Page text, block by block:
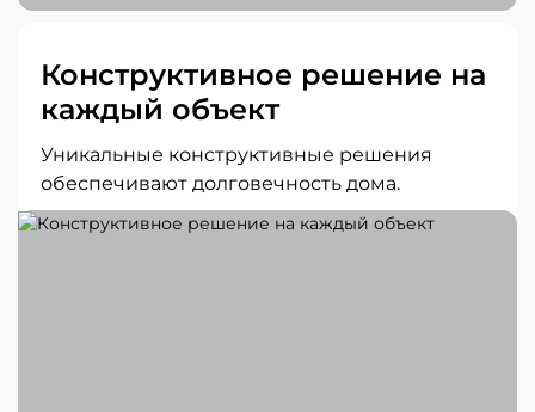
Конструктивное решение на
каждый объект
Уникальные конструктивные решения
обеспечивают долговечность дома.